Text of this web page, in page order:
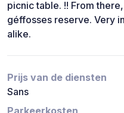
picnic table. !! From
géffosses reserve. Very
alike.
Prijs van de diensten
Sans